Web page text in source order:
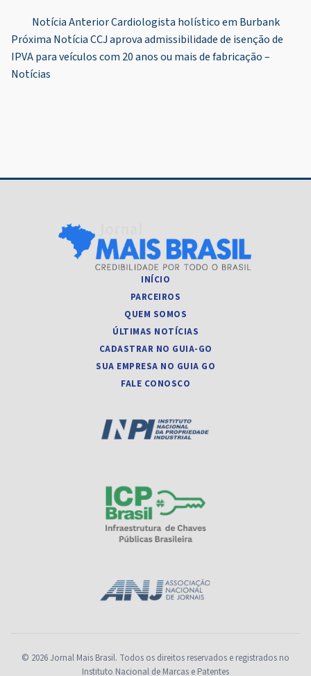
Navegação
de
Post
Notícia AnteriorCardiologista holístico em Burbank
Próxima NotíciaCCJ aprova admissibilidade de isenção de
IPVA para veículos com 20 anos ou mais de fabricação –
Notícias
INÍCIO
PARCEIROS
QUEM SOMOS
ÚLTIMAS NOTÍCIAS
CADASTRAR NO GUIA-GO
SUA EMPRESA NO GUIA GO
FALE CONOSCO
© 2026 Jornal Mais Brasil. Todos os direitos reservados e registrados no
Instituto Nacional de Marcas e Patentes